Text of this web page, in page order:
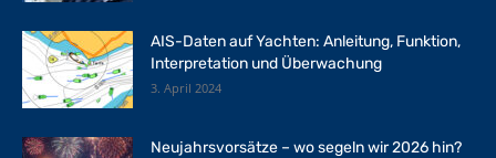
AIS-Daten auf Yachten: Anleitung, Funktion,
Interpretation und Überwachung
3. April 2024
Neujahrsvorsätze – wo segeln wir 2026 hin?